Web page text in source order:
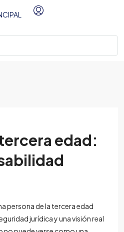
edad:
persona de la tercera edad
jurídica y una visión real